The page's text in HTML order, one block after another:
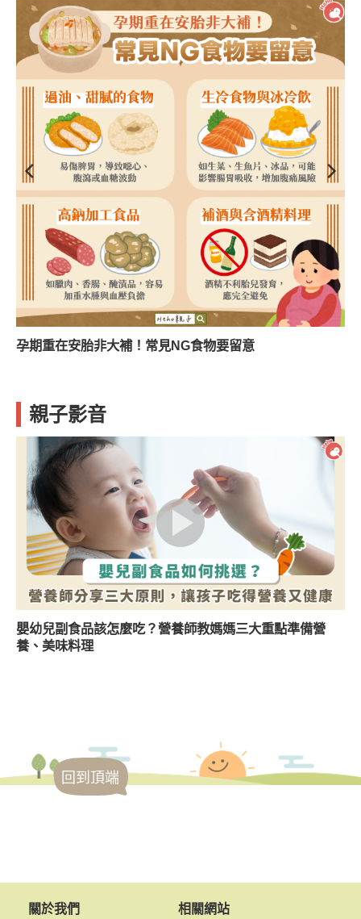
孕期重在安胎非大補！常見NG食物要留意
親子影音
嬰幼兒副食品該怎麼吃？營養師教媽媽三大重點準備營
養、美味料理
回到頂端
關於我們 相關網站